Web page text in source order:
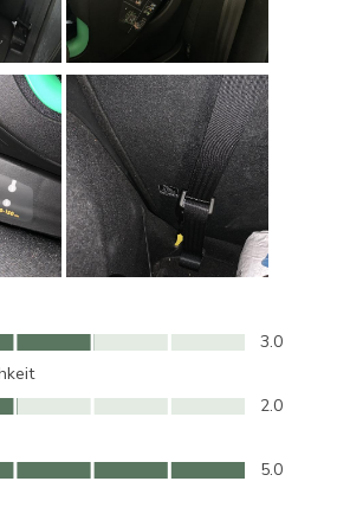
3.0
2.0 von 5
2.0
5.0